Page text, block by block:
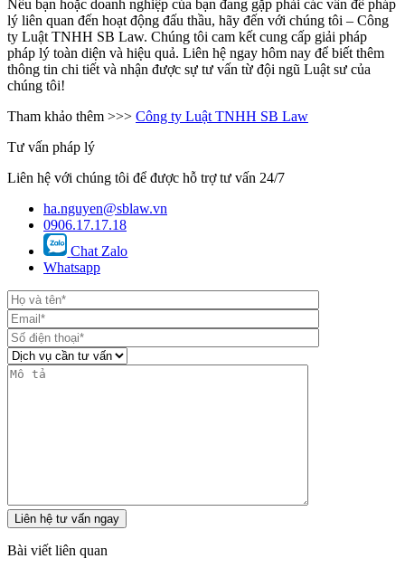
Nếu bạn hoặc doanh nghiệp của bạn đang gặp phải các vấn đề pháp
lý liên quan đến hoạt động đấu thầu, hãy đến với chúng tôi – Công
ty Luật TNHH SB Law. Chúng tôi cam kết cung cấp giải pháp
pháp lý toàn diện và hiệu quả. Liên hệ ngay hôm nay để biết thêm
thông tin chi tiết và nhận được sự tư vấn từ đội ngũ Luật sư của
chúng tôi!
Tham khảo thêm >>> Công ty Luật TNHH SB Law
Tư vấn pháp lý
Liên hệ với chúng tôi để được hỗ trợ tư vấn 24/7
ha.nguyen@sblaw.vn
0906.17.17.18
Chat Zalo
Whatsapp
Bài viết liên quan